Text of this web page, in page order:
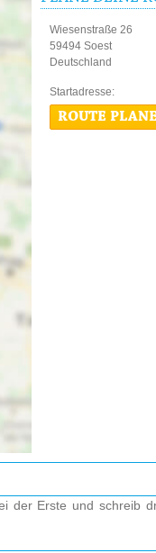
Wiesenstraße 26
59494 Soest
Deutschland
ROUTE
der Erste und schreib